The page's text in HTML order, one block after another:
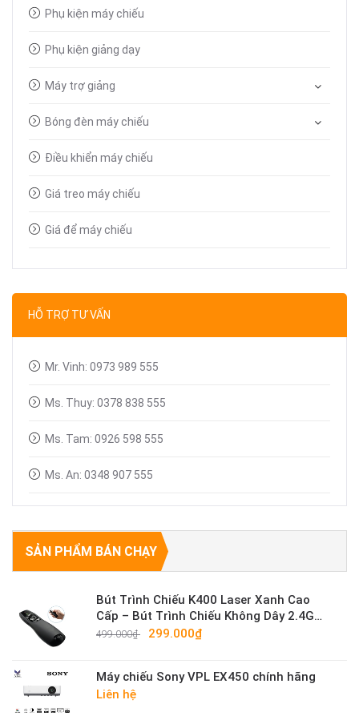
Phụ kiện máy chiếu
Phụ kiện giảng dạy
Máy trợ giảng
Bóng đèn máy chiếu
Điều khiển máy chiếu
Giá treo máy chiếu
Giá để máy chiếu
Bút trình chiếu
Linh kiện máy chiếu
HỖ TRỢ TƯ VẤN
Mr. Vinh: 0973 989 555
Ms. Thuy: 0378 838 555
Ms. Tam: 0926 598 555
Ms. An: 0348 907 555
SẢN PHẨM BÁN CHẠY
Bút Trình Chiếu K400 Laser Xanh Cao
Cấp – Bút Trình Chiếu Không Dây 2.4G
Sáng Mạnh
499.000₫ 299.000₫
Máy chiếu Sony VPL EX450 chính hãng
Liên hệ